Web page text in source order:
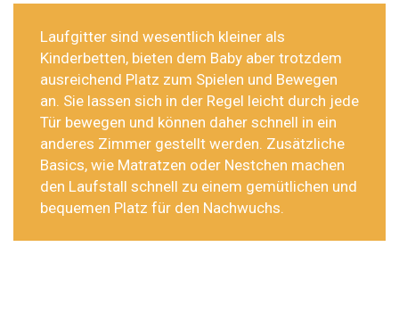
Laufgitter sind wesentlich kleiner als
Kinderbetten, bieten dem Baby aber trotzdem
ausreichend Platz zum Spielen und Bewegen
an. Sie lassen sich in der Regel leicht durch jede
Tür bewegen und können daher schnell in ein
anderes Zimmer gestellt werden. Zusätzliche
Basics, wie Matratzen oder Nestchen machen
den Laufstall schnell zu einem gemütlichen und
bequemen Platz für den Nachwuchs.